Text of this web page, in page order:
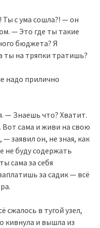
с ума сошла?! — он
— Это где ты такие
бюджета? Я
ты на тряпки тратишь?
надо прилично
— Знаешь что? Хватит.
сама и живи на свою
заявил он, не зная, как
не буду содержать
сама за себя
за садик — всё
сжалось в тугой узел,
кивнула и вышла из